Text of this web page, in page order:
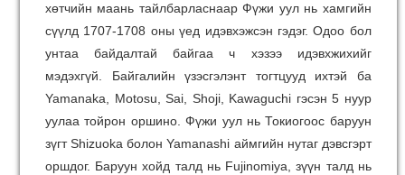
хөтчийн маань тайлбарласнаар Фүжи уул нь хамгийн
сүүлд 1707-1708 оны үед идэвхэжсэн гэдэг. Одоо бол
унтаа байдалтай байгаа ч хэзээ идэвхжихийг
мэдэхгүй. Байгалийн үзэсгэлэнт тогтцууд ихтэй ба
Yamanaka, Motosu, Sai, Shoji, Kawaguchi гэсэн 5 нуур
уулаа тойрон оршино. Фүжи уул нь Токиогоос баруун
зүгт Shizuoka болон Yamanashi аймгийн нутаг дэвсгэрт
оршдог. Баруун хойд талд нь Fujinomiya, зүүн талд нь